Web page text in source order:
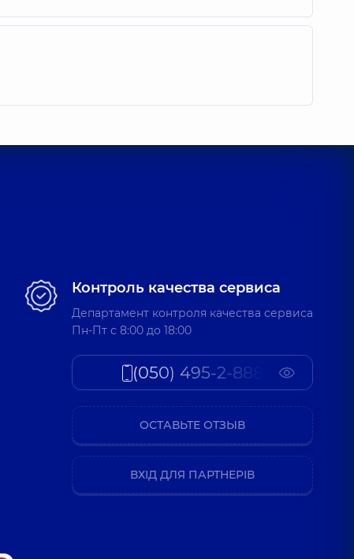
Контроль качества сервиса
Департамент контроля качества сервиса
Пн-Пт c 8:00 до 18:00
(050) 495-2-888
ОСТАВЬТЕ ОТЗЫВ
ВХІД ДЛЯ ПАРТНЕРІВ